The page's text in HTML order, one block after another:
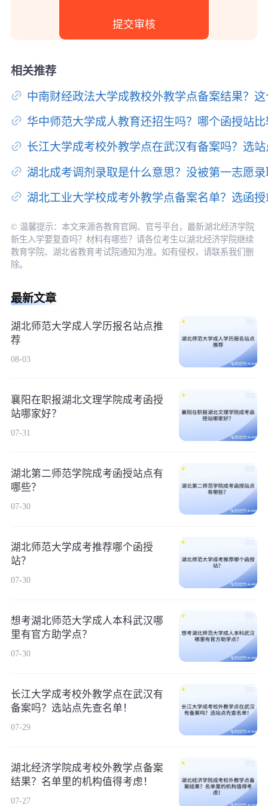
相关推荐
中南财经政法大学成教校外教学点备案结果？
华中师范大学成人教育还招生吗？哪个函授站
长江大学成考校外教学点在武汉有备案吗？选
湖北成考调剂录取是什么意思？没被第一志愿
湖北工业大学校成考外教学点备案名单？选函
© 温馨提示：本文来源各教育官网、官号平台，最新湖北经济学院
新生入学要复查吗？材料有哪些？请各位考生以湖北经济学院继续
教育学院、湖北省教育考试院通知为准。如有侵权，请联系我们删
除。
最新文章
湖北师范大学成人学历报名站点推
荐
08-03
襄阳在职报湖北文理学院成考函授
站哪家好？
07-31
湖北第二师范学院成考函授站点有
哪些？
07-30
湖北师范大学成考推荐哪个函授
站？
07-30
想考湖北师范大学成人本科武汉哪
里有官方助学点？
07-30
长江大学成考校外教学点在武汉有
备案吗？选站点先查名单！
07-29
湖北经济学院成考校外教学点备案
结果？名单里的机构值得考虑！
07-27